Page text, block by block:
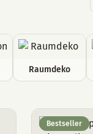
Raumdeko
Bestseller